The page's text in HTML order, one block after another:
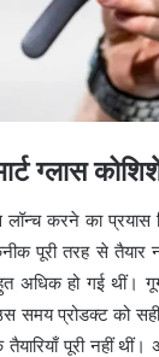
ग्लास
लॉन्च करने का
पूरी तरह से तैयार
अधिक हो गई थीं।
समय प्रोडक्ट को
पूरी नहीं